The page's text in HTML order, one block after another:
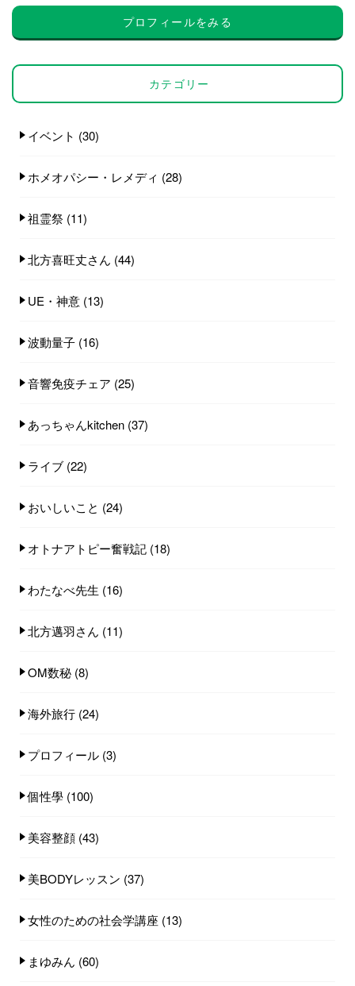
プロフィールをみる
カテゴリー
イベント (30)
ホメオパシー・レメディ (28)
祖霊祭 (11)
北方喜旺丈さん (44)
UE・神意 (13)
波動量子 (16)
音響免疫チェア (25)
あっちゃんkitchen (37)
ライブ (22)
おいしいこと (24)
オトナアトピー奮戦記 (18)
わたなべ先生 (16)
北方邁羽さん (11)
OM数秘 (8)
海外旅行 (24)
プロフィール (3)
個性學 (100)
美容整顔 (43)
美BODYレッスン (37)
女性のための社会学講座 (13)
まゆみん (60)